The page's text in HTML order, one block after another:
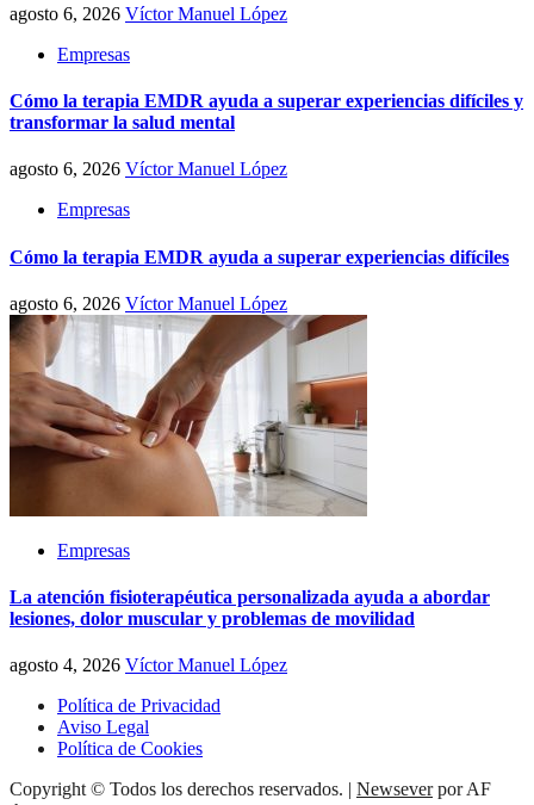
agosto 6, 2026 Víctor Manuel López
Empresas
Cómo la terapia EMDR ayuda a superar experiencias difíciles y
transformar la salud mental
agosto 6, 2026 Víctor Manuel López
Empresas
Cómo la terapia EMDR ayuda a superar experiencias difíciles
agosto 6, 2026 Víctor Manuel López
Empresas
La atención fisioterapéutica personalizada ayuda a abordar
lesiones, dolor muscular y problemas de movilidad
agosto 4, 2026 Víctor Manuel López
Política de Privacidad
Aviso Legal
Política de Cookies
Copyright © Todos los derechos reservados. | Newseverpor AF